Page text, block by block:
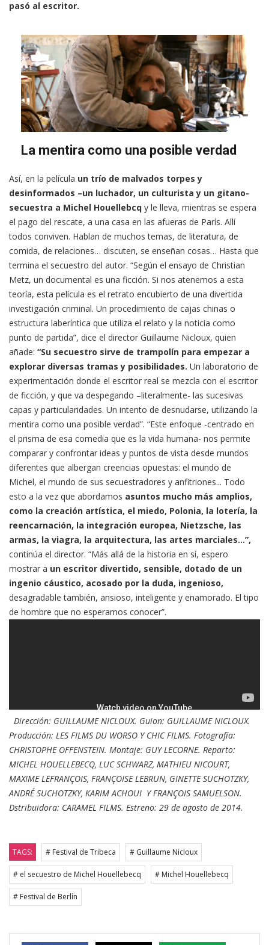
pasó al escritor.
La mentira como una posible verdad
Así, en la película un trío de malvados torpes y
desinformados –un luchador, un culturista y un gitano-
secuestra a Michel Houellebcq y le lleva, mientras se espera
el pago del rescate, a una casa en las afueras de París. Allí
todos conviven. Hablan de muchos temas, de literatura, de
comida, de relaciones… discuten, se enseñan cosas… Hasta que
termina el secuestro del autor. “Según el ensayo de Christian
Metz, un documental es una ficción. Si nos atenemos a esta
teoría, esta película es el retrato encubierto de una divertida
investigación criminal. Un procedimiento de cajas chinas o
estructura laberíntica que utiliza el relato y la noticia como
punto de partida”, dice el director Guillaume Nicloux, quien
añade: “Su secuestro sirve de trampolín para empezar a
explorar diversas tramas y posibilidades. Un laboratorio de
experimentación donde el escritor real se mezcla con el escritor
de ficción, y que va despegando –literalmente- las sucesivas
capas y particularidades. Un intento de desnudarse, utilizando la
mentira como una posible verdad”. “Este enfoque -centrado en
el prisma de esa comedia que es la vida humana- nos permite
comparar y confrontar ideas y puntos de vista desde mundos
diferentes que albergan creencias opuestas: el mundo de
Michel, el mundo de sus secuestradores y anfitriones... Todo
esto a la vez que abordamos asuntos mucho más amplios,
como la creación artística, el miedo, Polonia, la lotería, la
reencarnación, la integración europea, Nietzsche, las
armas, la viagra, la arquitectura, las artes marciales...”,
continúa el director. “Más allá de la historia en sí, espero
mostrar a un escritor divertido, sensible, dotado de un
ingenio cáustico, acosado por la duda, ingenioso,
desagradable también, ansioso, inteligente y enamorado. El tipo
de hombre que no esperamos conocer”.
Dirección: GUILLAUME NICLOUX. Guion: GUILLAUME NICLOUX.
Producción: LES FILMS DU WORSO Y CHIC FILMS. Fotografía:
CHRISTOPHE OFFENSTEIN. Montaje: GUY LECORNE. Reparto:
MICHEL HOUELLEBECQ, LUC SCHWARZ, MATHIEU NICOURT,
MAXIME LEFRANÇOIS, FRANÇOISE LEBRUN, GINETTE SUCHOTZKY,
ANDRÉ SUCHOTZKY, KARIM ACHOUI Y FRANÇOIS SAMUELSON.
Dstribuidora: CARAMEL FILMS. Estreno: 29 de agosto de 2014.
TAGS: # Festival de Tribeca # Guillaume Nicloux
# el secuestro de Michel Houellebecq # Michel Houellebecq
# Festival de Berlín